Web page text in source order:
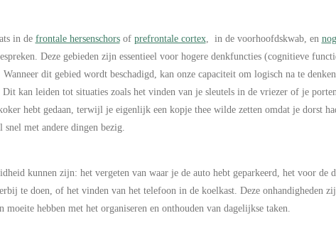
inde frontale hersenschorsof prefrontale cortex, in de voorhoofdskwab, en
Deze gebieden zijn essentieel voor hogere denkfuncties (cognitieve
dit gebied wordt beschadigd, kan onze capaciteit om logisch na te
kan leiden tot situaties zoals het vinden van je sleutels in de vriezer of je
hebt gedaan, terwijl je eigenlijk een kopje thee wilde zetten omdat je dorst
met andere dingen bezig.
kunnen zijn: het vergeten van waar je de auto hebt geparkeerd, het voor de
te doen, of het vinden van het telefoon in de koelkast. Deze onhandigheden
moeite hebben met het organiseren en onthouden van dagelijkse taken.